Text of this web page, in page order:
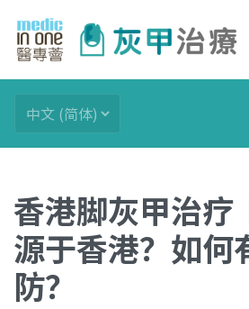
香港脚灰甲治疗
源于香港？如何
防？